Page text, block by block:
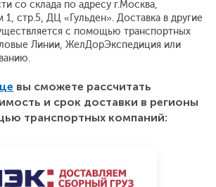
со склада по адресу г.Москва,
1, стр.5, ДЦ «Гульден». Доставка в другие
с помощью транспортных
Линии, ЖелДорЭкспедиция или
вы сможете рассчитать
и срок доставки в регионы
транспортных компаний: